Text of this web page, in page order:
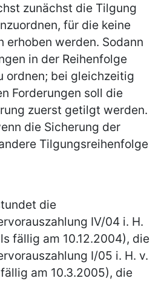
zunächst die Tilgung
für die keine
erhoben werden. Sodann
in der Reihenfolge
ordnen; bei gleichzeitig
Forderungen soll die
zuerst getilgt werden.
die Sicherung der
Tilgungsreihenfolge
die
IV/04 i. H.
fällig am 10.12.2004), die
I/05 i. H. v.
am 10.3.2005), die